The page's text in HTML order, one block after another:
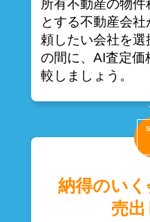
所有不動産の物
とする不動産会
頼したい会社を
の間に、AI査定価
較しましょう。
納得のい
売